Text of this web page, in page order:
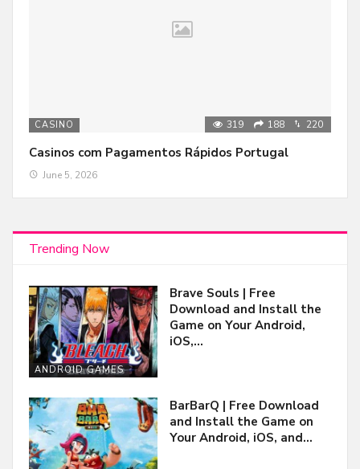
CASINO 319 188 220
Casinos com Pagamentos Rápidos Portugal
June 5, 2026
Trending Now
ANDROID GAMES
Brave Souls | Free
Download and Install the
Game on Your Android,
iOS,…
BarBarQ | Free Download
and Install the Game on
Your Android, iOS, and…